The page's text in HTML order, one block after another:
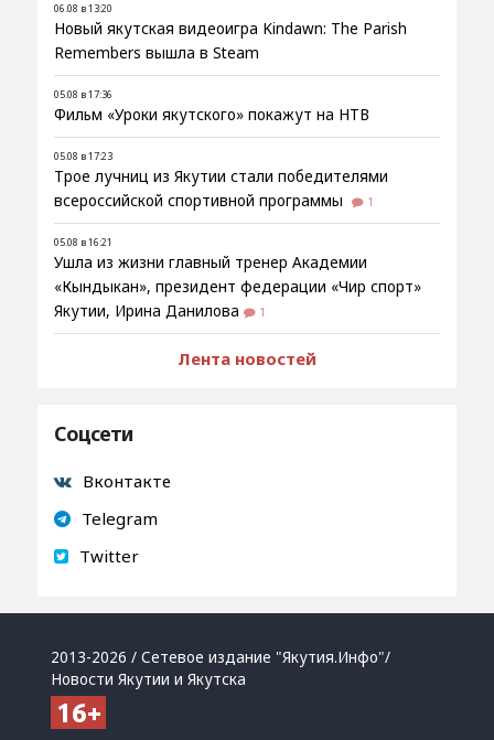
06.08 в 13:20
Новый якутская видеоигра Kindawn: The Parish
Remembers вышла в Steam
05.08 в 17:36
Фильм «Уроки якутского» покажут на НТВ
05.08 в 17:23
Трое лучниц из Якутии стали победителями
всероссийской спортивной программы
1
05.08 в 16:21
Ушла из жизни главный тренер Академии
«Кындыкан», президент федерации «Чир спорт»
Якутии, Ирина Данилова
1
Лента новостей
Соцсети
Вконтакте
Telegram
Twitter
2013-2026 / Сетевое издание "Якутия.Инфо"/
Новости Якутии и Якутска